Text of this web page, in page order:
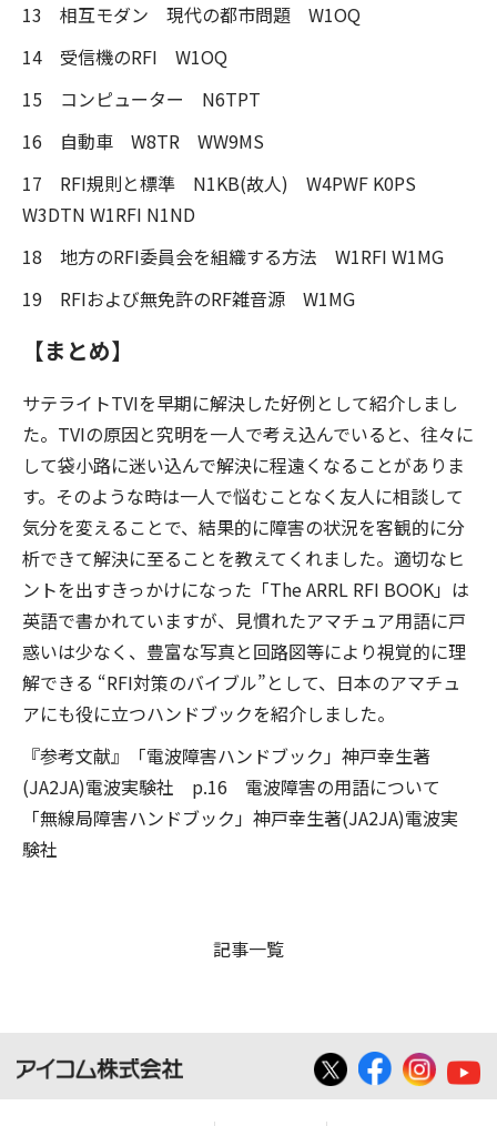
13 相互モダン 現代の都市問題 W1OQ
14 受信機のRFI W1OQ
15 コンピューター N6TPT
16 自動車 W8TR WW9MS
17 RFI規則と標準 N1KB(故人) W4PWF K0PS
W3DTN W1RFI N1ND
18 地方のRFI委員会を組織する方法 W1RFI W1MG
19 RFIおよび無免許のRF雑音源 W1MG
【まとめ】
サテライトTVIを早期に解決した好例として紹介しまし
た。TVIの原因と究明を一人で考え込んでいると、往々に
して袋小路に迷い込んで解決に程遠くなることがありま
す。そのような時は一人で悩むことなく友人に相談して
気分を変えることで、結果的に障害の状況を客観的に分
析できて解決に至ることを教えてくれました。適切なヒ
ントを出すきっかけになった「The ARRL RFI BOOK」は
英語で書かれていますが、見慣れたアマチュア用語に戸
惑いは少なく、豊富な写真と回路図等により視覚的に理
解できる “RFI対策のバイブル”として、日本のアマチュ
アにも役に立つハンドブックを紹介しました。
『参考文献』「電波障害ハンドブック」神戸幸生著
(JA2JA)電波実験社 p.16 電波障害の用語について
「無線局障害ハンドブック」神戸幸生著(JA2JA)電波実
験社
記事一覧